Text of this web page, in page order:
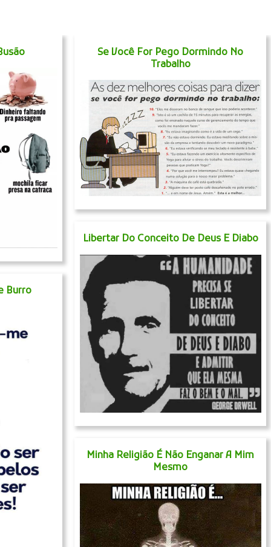
Burro
Se Você For Pego Dormindo No
Trabalho
Libertar Do Conceito De Deus E Diabo
Minha Religião É Não Enganar A Mim
Mesmo